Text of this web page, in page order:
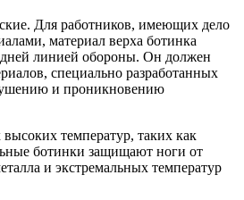
Для работников, имеющих дело
материал верха ботинка
линией обороны. Он должен
специально разработанных
и проникновению
температур, таких как
ботинки защищают ноги от
и экстремальных температур